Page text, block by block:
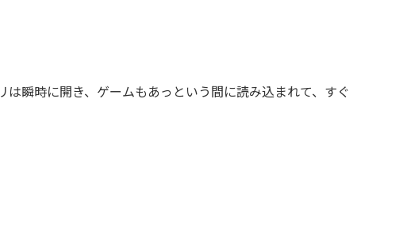
瞬時に開き、ゲームもあっという間に読み込まれて、すぐ